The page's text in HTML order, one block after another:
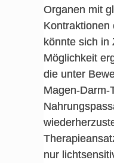
Organen mit
Kontraktionen
könnte sich in
Möglichkeit
die unter
Magen-Darm-
nur